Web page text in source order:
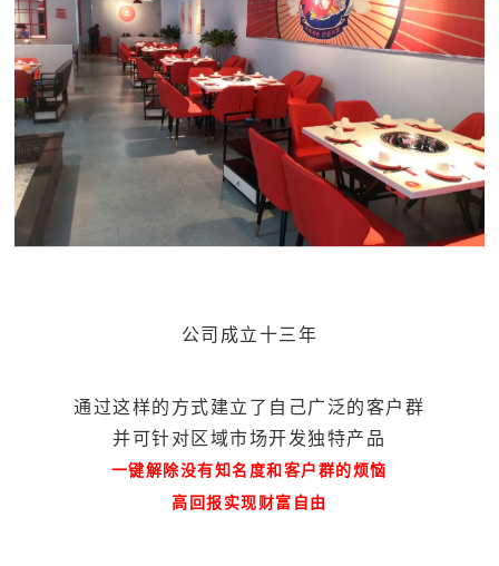
公司成立十三年
通过这样的方式建立了自己广泛的客户群
并可针对区域市场开发独特产品
一键解除没有知名度和客户群的烦恼
高回报实现财富自由